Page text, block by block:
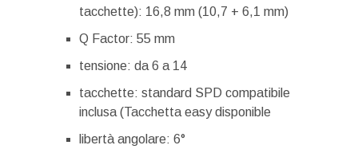
tacchette): 16,8 mm (10,7 + 6,1 mm)
Q Factor: 55 mm
tensione: da 6 a 14
tacchette: standard SPD compatibile
inclusa (Tacchetta easy disponible
libertà angolare: 6°